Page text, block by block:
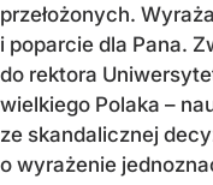
przełożonych.
i poparcie dla Pana.
do rektora
wielkiego Polaka –
ze skandalicznej
o wyrażenie